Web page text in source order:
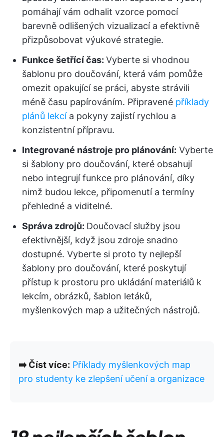
pomáhají vám odhalit vzorce pomocí
barevně odlišených vizualizací a efektivně
přizpůsobovat výukové strategie.
Funkce šetřící čas: Vyberte si vhodnou
šablonu pro doučování, která vám pomůže
omezit opakující se práci, abyste strávili
méně času papírováním. Připravené příklady
plánů lekcía pokyny zajistí rychlou a
konzistentní přípravu.
Integrované nástroje pro plánování: Vyberte
si šablony pro doučování, které obsahují
nebo integrují funkce pro plánování, díky
nimž budou lekce, připomenutí a termíny
přehledné a viditelné.
Správa zdrojů: Doučovací služby jsou
efektivnější, když jsou zdroje snadno
dostupné. Vyberte si proto ty nejlepší
šablony pro doučování, které poskytují
přístup k prostoru pro ukládání materiálů k
lekcím, obrázků, šablon letáků,
myšlenkových map a užitečných nástrojů.
➡️ Číst více: Příklady myšlenkových map
pro studenty ke zlepšení učení a organizace